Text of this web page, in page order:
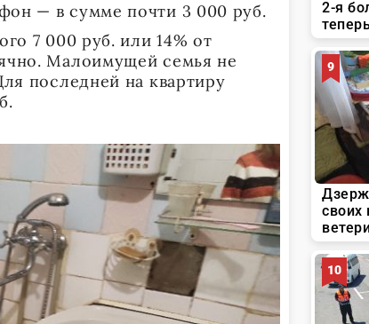
— в сумме почти 3 000 руб.
7 000 руб. или 14% от
Малоимущей семья не
последней на квартиру